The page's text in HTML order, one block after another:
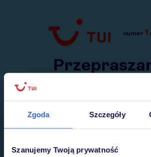
Zgoda Szczegóły
Szanujemy Twoją prywatność
Przejdź do TUI.pl
numer 1
Wysłaliśmy nasz serwis na